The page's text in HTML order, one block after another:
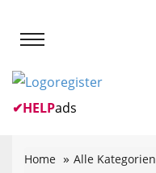
✔HELPads
Home Alle Kategorien